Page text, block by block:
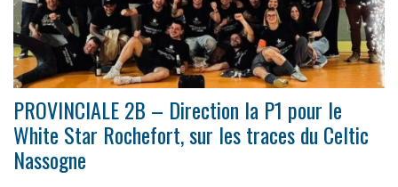
PROVINCIALE 2B – Direction la P1 pour le
White Star Rochefort, sur les traces du Celtic
Nassogne